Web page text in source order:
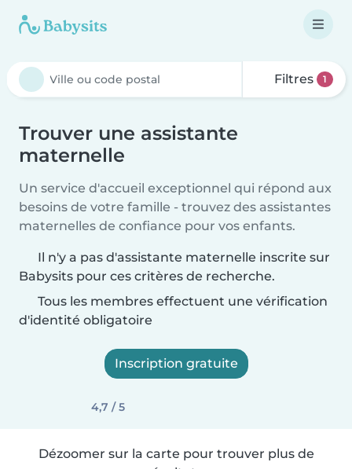
Filtres 1
Trouver une assistante
maternelle
Un service d'accueil exceptionnel qui répond aux
besoins de votre famille - trouvez des assistantes
maternelles de confiance pour vos enfants.
Il n'y a pas d'assistante maternelle inscrite sur
Babysits pour ces critères de recherche.
Tous les membres effectuent une vérification
d'identité obligatoire
Inscription gratuite
4,7 / 5
Dézoomer sur la carte pour trouver plus de